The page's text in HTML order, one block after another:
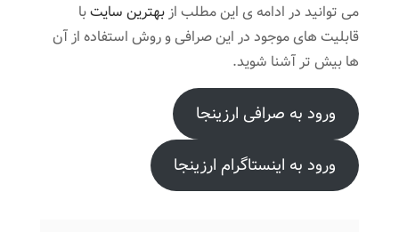
می توانید در ادامه ی این مطلب ازبهترین سایتبا
قابلیت های موجود در این صرافی و روش استفاده از آن
ها بیش تر آشنا شوید.
ورود به صرافی ارزینجا
ورود به اینستاگرام ارزینجا